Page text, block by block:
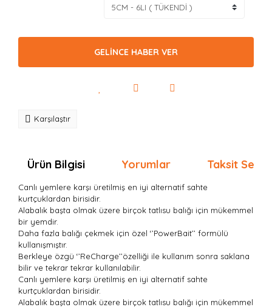
GELİNCE HABER VER
Karşılaştır
Ürün Bilgisi Yorumlar Taksit
Canlı yemlere karşı üretilmiş en iyi alternatif sahte
kurtçuklardan birisidir.
Alabalık başta olmak üzere birçok tatlısu balığı için mükemmel
bir yemdir.
Daha fazla balığı çekmek için özel ‘’PowerBait’’ formülü
kullanışmıştır.
Berkleye özgü ‘’ReCharge’’özelliği ile kullanım sonra saklana
bilir ve tekrar tekrar kullanılabilir.
Canlı yemlere karşı üretilmiş en iyi alternatif sahte
kurtçuklardan birisidir.
Alabalık başta olmak üzere birçok tatlısu balığı için mükemmel